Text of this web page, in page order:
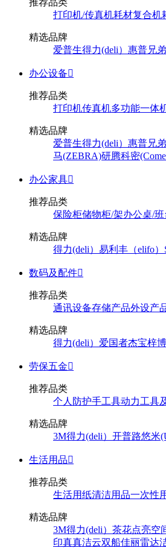
打印机/传真机耗材复合机
精选品牌
爱普生得力(deli） 惠普兄弟
办公设备
推荐品类
打印机传真机多功能一体
精选品牌
爱普生得力(deli） 惠普兄弟
马(ZEBRA)研腾科密
办公家具
推荐品类
保险柜储物柜/架办公桌/班
精选品牌
得力(deli） 易利丰（elifo）
数码及配件
推荐品类
通讯设备存储产品外设产
精选品牌
得力(deli） 爱国者杰宝梓博
劳保五金
推荐品类
个人防护手工具动力工具
精选品牌
3M得力(deli） 开普路悠米
生活用品
推荐品类
生活用纸清洁用品一次性
精选品牌
3M得力(deli） 茶花点亮空
印真真洁云双船佳丽雷达